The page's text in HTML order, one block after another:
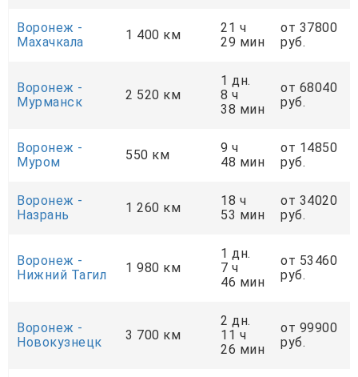
Воронеж -
Махачкала
1 400 км
21 ч
29 мин
от 37800
руб.
Воронеж -
Мурманск
2 520 км
1 дн.
8 ч
38 мин
от 68040
руб.
Воронеж -
Муром
550 км
9 ч
48 мин
от 14850
руб.
Воронеж -
Назрань
1 260 км
18 ч
53 мин
от 34020
руб.
Воронеж -
Нижний Тагил
1 980 км
1 дн.
7 ч
46 мин
от 53460
руб.
Воронеж -
Новокузнецк
3 700 км
2 дн.
11 ч
26 мин
от 99900
руб.